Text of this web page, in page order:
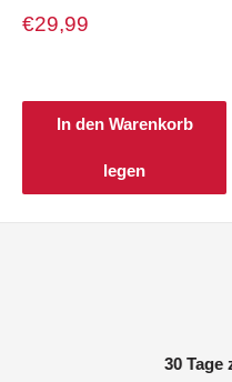
Verkaufspreis
€29,99
In den Warenkorb
legen
30 Tage